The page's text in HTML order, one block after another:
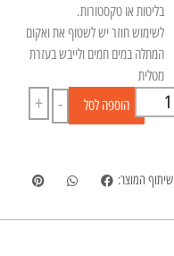
בליטות או טקסטורות.
לשימוש חוזר יש לשטוף את ואקום
המתלה במים חמים ולייבש בעזרת
מטלית
-
+ הוספה לסל
שיתוף המוצר: